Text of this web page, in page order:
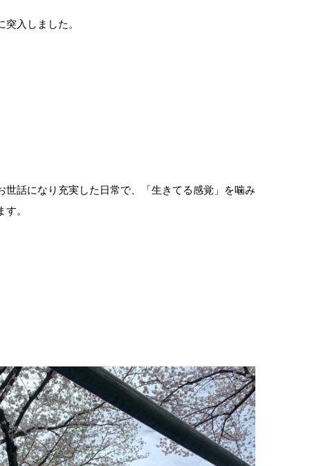
入しました。
話になり充実した日常で、「生きてる感覚」を噛み
。